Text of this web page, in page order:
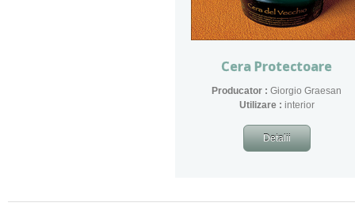
Cera Protectoare
Producator : Giorgio Graesan
​Utilizare : interior
Detalii